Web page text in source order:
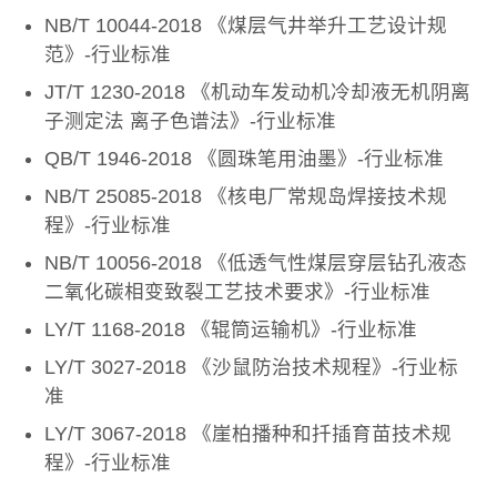
NB/T 10044-2018 《煤层气井举升工艺设计规
范》-行业标准
JT/T 1230-2018 《机动车发动机冷却液无机阴离
子测定法 离子色谱法》-行业标准
QB/T 1946-2018 《圆珠笔用油墨》-行业标准
NB/T 25085-2018 《核电厂常规岛焊接技术规
程》-行业标准
NB/T 10056-2018 《低透气性煤层穿层钻孔液态
二氧化碳相变致裂工艺技术要求》-行业标准
LY/T 1168-2018 《辊筒运输机》-行业标准
LY/T 3027-2018 《沙鼠防治技术规程》-行业标
准
LY/T 3067-2018 《崖柏播种和扦插育苗技术规
程》-行业标准